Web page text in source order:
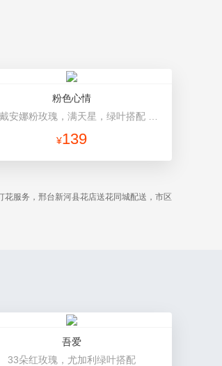
粉色心情
¥139
服务，邢台新河县花店送花同城配送，市区
吾爱
33朵红玫瑰，尤加利绿叶搭配